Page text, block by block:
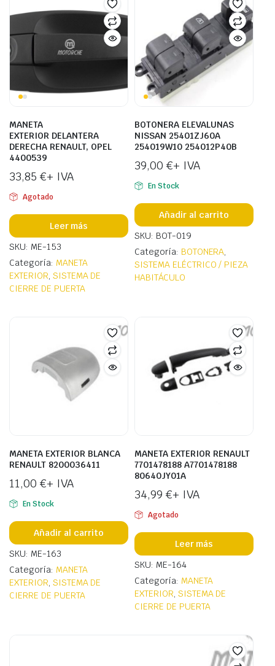
MANETA
EXTERIOR DELANTERA
DERECHA RENAULT, OPEL
4400539
33,85 €+ IVA
Agotado
Leer más
SKU: ME-153
Categoría: MANETA
EXTERIOR, SISTEMA DE
CIERRE DE PUERTA
BOTONERA ELEVALUNAS
NISSAN 25401ZJ60A
254019W10 254012P40B
39,00 €+ IVA
En Stock
Añadir al carrito
SKU: BOT-019
Categoría: BOTONERA,
SISTEMA ELÉCTRICO / PIEZA
HABITÁCULO
MANETA EXTERIOR BLANCA
RENAULT 8200036411
11,00 €+ IVA
En Stock
Añadir al carrito
SKU: ME-163
Categoría: MANETA
EXTERIOR, SISTEMA DE
CIERRE DE PUERTA
MANETA EXTERIOR RENAULT
7701478188 A7701478188
80640JY01A
34,99 €+ IVA
Agotado
Leer más
SKU: ME-164
Categoría: MANETA
EXTERIOR, SISTEMA DE
CIERRE DE PUERTA